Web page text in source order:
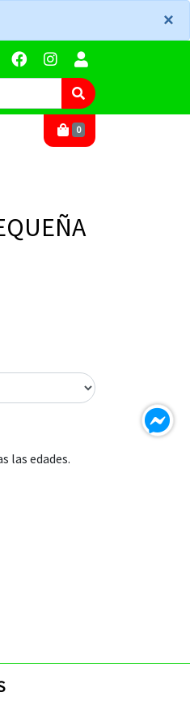
×
×
0
las edades.